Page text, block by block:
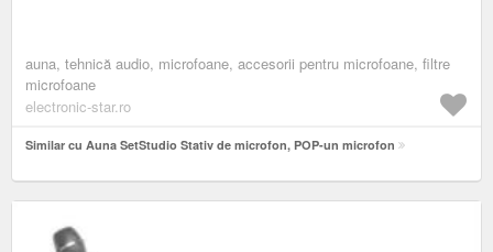
auna, tehnică audio, microfoane, accesorii pentru microfoane, filtre
microfoane
electronic-star.ro
Similar cu Auna SetStudio Stativ de microfon, POP-un microfon